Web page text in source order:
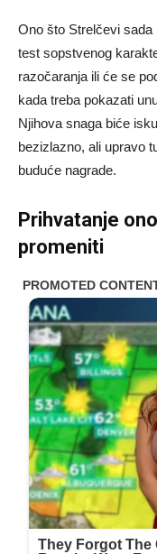
Ono što Strelčevi
test sopstvenog
razočaranja ili će se
kada treba pokazati
Njihova snaga biće
bezizlazno, ali upravo
buduće nagrade.
Prihvatanje
promeniti